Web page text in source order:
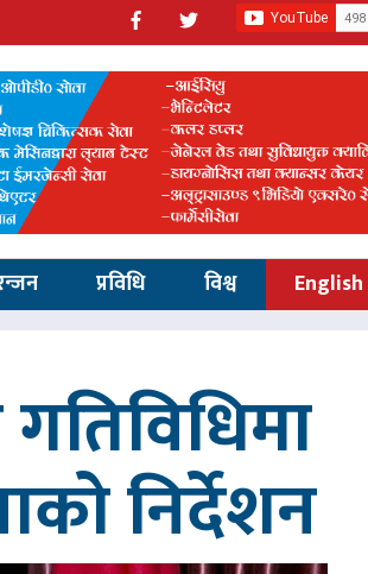
प्रविधि विश्व English
गतिविधिमा
निर्देशन